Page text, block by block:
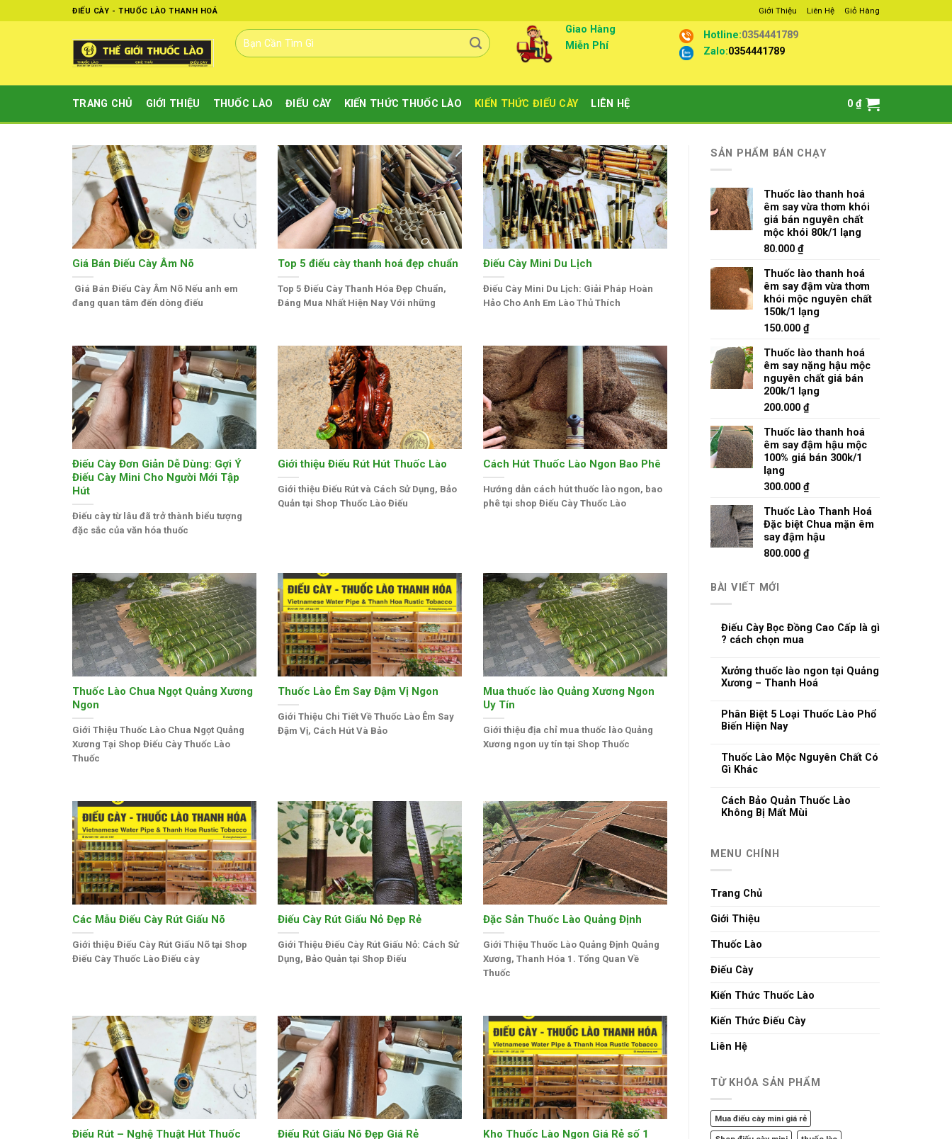
to
ĐIẾU CÀY - THUỐC LÀO THANH HOÁ Giới Thiệu Liên Hệ Giỏ Hàng
Tìm
kiếm:
Giao Hàng
Miễn Phí
Hotline:0354441789
Zalo:0354441789
TRANG CHỦ GIỚI THIỆU THUỐC LÀO ĐIẾU CÀY KIẾN THỨC THUỐC LÀO KIẾN THỨC ĐIẾU CÀY LIÊN HỆ 0₫
Giá Bán Điếu Cày Âm Nõ
Giá Bán Điếu Cày Âm Nõ Nếu anh em
đang quan tâm đến dòng điếu
Top 5 điếu cày thanh hoá đẹp chuẩn
Top 5 Điếu Cày Thanh Hóa Đẹp Chuẩn,
Đáng Mua Nhất Hiện Nay Với những
Điếu Cày Mini Du Lịch
Điếu Cày Mini Du Lịch: Giải Pháp Hoàn
Hảo Cho Anh Em Lào Thủ Thích
Điếu Cày Đơn Giản Dễ Dùng: Gợi Ý
Điếu Cày Mini Cho Người Mới Tập
Hút
Điếu cày từ lâu đã trở thành biểu tượng
đặc sắc của văn hóa thuốc
Giới thiệu Điếu Rút Hút Thuốc Lào
Giới thiệu Điếu Rút và Cách Sử Dụng, Bảo
Quản tại Shop Thuốc Lào Điếu
Cách Hút Thuốc Lào Ngon Bao Phê
Hướng dẫn cách hút thuốc lào ngon, bao
phê tại shop Điếu Cày Thuốc Lào
Thuốc Lào Chua Ngọt Quảng Xương
Ngon
Giới Thiệu Thuốc Lào Chua Ngọt Quảng
Xương Tại Shop Điếu Cày Thuốc Lào
Thuốc
Thuốc Lào Êm Say Đậm Vị Ngon
Giới Thiệu Chi Tiết Về Thuốc Lào Êm Say
Đậm Vị, Cách Hút Và Bảo
Mua thuốc lào Quảng Xương Ngon
Uy Tín
Giới thiệu địa chỉ mua thuốc lào Quảng
Xương ngon uy tín tại Shop Thuốc
Các Mẫu Điếu Cày Rút Giấu Nõ
Giới thiệu Điếu Cày Rút Giấu Nõ tại Shop
Điếu Cày Thuốc Lào Điếu cày
Điếu Cày Rút Giấu Nỏ Đẹp Rẻ
Giới Thiệu Điếu Cày Rút Giấu Nỏ: Cách Sử
Dụng, Bảo Quản tại Shop Điếu
Đặc Sản Thuốc Lào Quảng Định
Giới Thiệu Thuốc Lào Quảng Định Quảng
Xương, Thanh Hóa 1. Tổng Quan Về
Thuốc
Điếu Rút – Nghệ Thuật Hút Thuốc
Điếu Rút Giấu Nõ Đẹp Giá Rẻ Kho Thuốc Lào Ngon Giá Rẻ số 1
SẢN PHẨM BÁN CHẠY
Thuốc lào thanh hoá
êm say vừa thơm khói
giá bán nguyên chất
mộc khói 80k/1 lạng
80.000 ₫
Thuốc lào thanh hoá
êm say đậm vừa thơm
khói mộc nguyên chất
150k/1 lạng
150.000 ₫
Thuốc lào thanh hoá
êm say nặng hậu mộc
nguyên chất giá bán
200k/1 lạng
200.000 ₫
Thuốc lào thanh hoá
êm say đậm hậu mộc
100% giá bán 300k/1
lạng
300.000 ₫
Thuốc Lào Thanh Hoá
Đặc biệt Chua mặn êm
say đậm hậu
800.000 ₫
BÀI VIẾT MỚI
Điếu Cày Bọc Đồng Cao Cấp là gì
? cách chọn mua
Xưởng thuốc lào ngon tại Quảng
Xương – Thanh Hoá
Phân Biệt 5 Loại Thuốc Lào Phổ
Biến Hiện Nay
Thuốc Lào Mộc Nguyên Chất Có
Gì Khác
Cách Bảo Quản Thuốc Lào
Không Bị Mất Mùi
MENU CHÍNH
Trang Chủ
Giới Thiệu
Thuốc Lào
Điếu Cày
Kiến Thức Thuốc Lào
Kiến Thức Điếu Cày
Liên Hệ
TỪ KHÓA SẢN PHẨM
Mua điếu cày mini giá rẻ